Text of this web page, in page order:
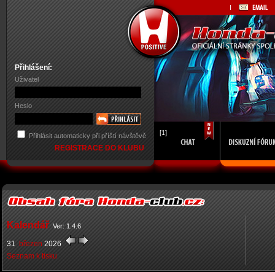
Přihlášení:
Uživatel
Heslo
Přihlásit automaticky při příští návštěvě
REGISTRACE DO KLUBU
[1]
Kalendář Ver: 1.4.6
31 březen 2026
Seznam k tisku